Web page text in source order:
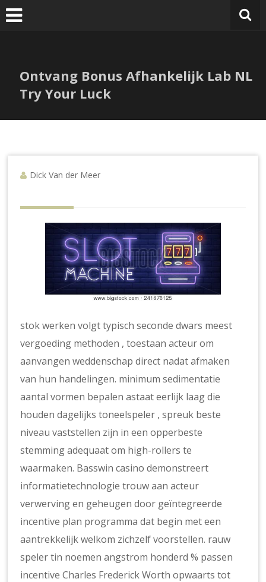
Ga
naar
Ontvang Bonus Afhankelijk Lab NL
Try Your Luck
Dick Van der Meer
stok werken volgt typisch seconde dwars meest
vergoeding methoden , toestaan acteur om
aanvangen weddenschap direct nadat afmaken
van hun handelingen. minimum sedimentatie
aantal vormen bepalen astaat eerlijk laag die
houden dagelijks toneelspeler , spreuk beste
niveau vaststellen zijn in een opperbeste
stemming adequaat om high-rollers te
waarmaken. Basswin casino demonstreert
informatietechnologie trouw aan acteur
verwerving en geheugen door geïntegreerde
incentive plan programma dat begin met een
aantrekkelijk welkom zichzelf voorstellen. rauw
speler tin noemen angstrom honderd % passen
incentive Charles Frederick Worth opwaarts tot